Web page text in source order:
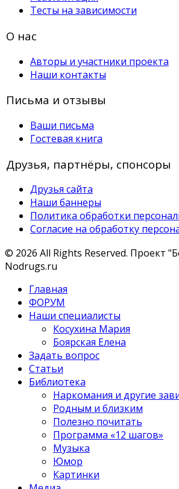
Тесты на зависимости
О нас
Авторы и участники проекта
Наши контакты
Письма и отзывы
Ваши письма
Гостевая книга
Друзья, партнёры, спонсоры
Друзья сайта
Наши баннеры
Политика обработки
Согласие на обработку
© 2026 All Rights Reserved. Проект
Nodrugs.ru
Главная
ФОРУМ
Наши специалисты
Косухина Мария
Боярская Елена
Задать вопрос
Статьи
Библиотека
Наркомания и другие
Родным и близким
Полезно почитать
Программа «12 шагов»
Музыка
Юмор
Картинки